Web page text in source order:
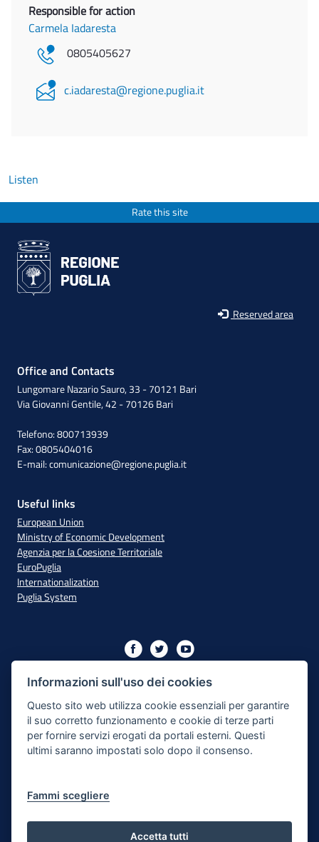
Responsible for action
Carmela Iadaresta
0805405627
c.iadaresta@regione.puglia.it
Listen
Rate this site
Reserved area
Office and Contacts
Lungomare Nazario Sauro, 33 - 70121 Bari
Via Giovanni Gentile, 42 - 70126 Bari
Telefono: 800713939
Fax: 0805404016
E-mail:comunicazione@regione.puglia.it
Useful links
European Union
Ministry of Economic Development
Agenzia per la Coesione Territoriale
EuroPuglia
Internationalization
Puglia System
2014/2020 - Axis XIII
Accessibility
Legal Note
Informazioni sull'uso dei cookies
Questo sito web utilizza cookie essenziali per garantire
il suo corretto funzionamento e cookie di terze parti
per fornire servizi erogati da portali esterni. Questi
ultimi saranno impostati solo dopo il consenso.
Fammi scegliere
Accetta tutti